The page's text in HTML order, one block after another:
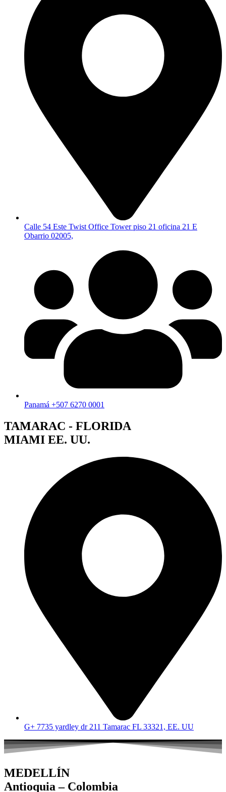
Calle 54 Este Twist Office Tower piso 21 oficina 21 E
Obarrio 02005,
Panamá +507 6270 0001
TAMARAC - FLORIDA
MIAMI EE. UU.
G+ 7735 yardley dr 211 Tamarac FL 33321, EE. UU
MEDELLÍN
Antioquia – Colombia